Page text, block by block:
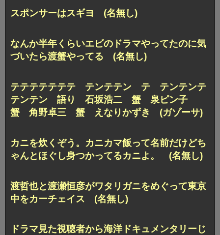
スポンサーはスギヨ (名無し)
なんか半年くらいエビのドラマやってたのに気
づいたら渡蟹やってる (名無し)
テテテテテテテ テンテテン テ テンテンテ
テンテン 語り 石坂浩二 蟹 泉ピン子
蟹 角野卓三 蟹 えなりかずき (ガゾーサ)
カニを炊くぞう。カニカマ飯って名前だけどち
ゃんとほぐし身つかってるカニよ。 (名無し)
渡哲也と渡瀬恒彦がワタリガニをめぐって東京
中をカーチェイス (名無し)
ドラマ見た視聴者から海洋ドキュメンタリーじ